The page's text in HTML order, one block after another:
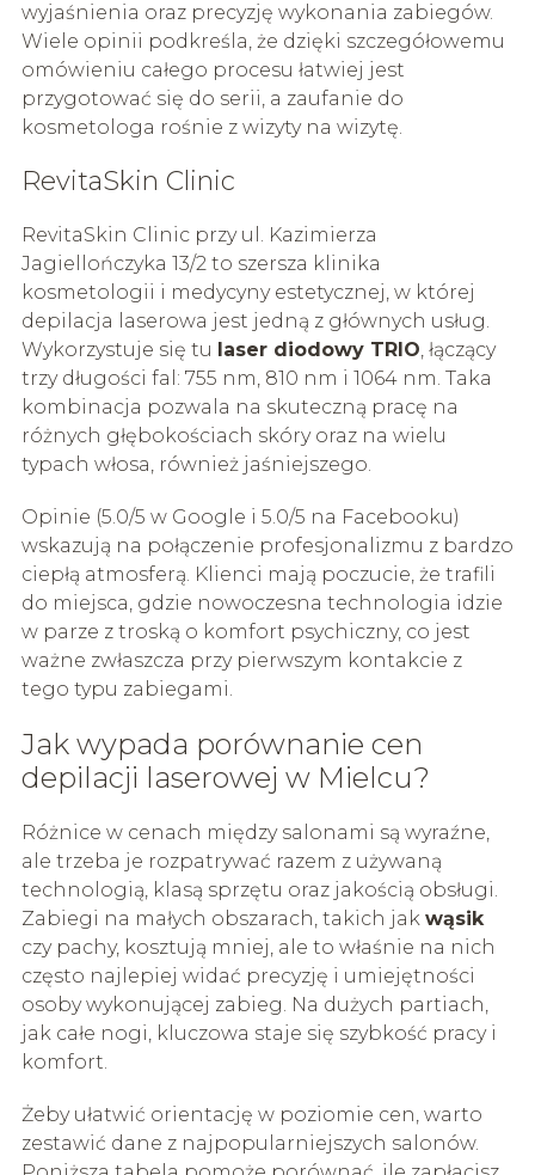
wyjaśnienia oraz precyzję wykonania zabiegów.
Wiele opinii podkreśla, że dzięki szczegółowemu
omówieniu całego procesu łatwiej jest
przygotować się do serii, a zaufanie do
kosmetologa rośnie z wizyty na wizytę.
RevitaSkin Clinic
RevitaSkin Clinic przy ul. Kazimierza
Jagiellończyka 13/2 to szersza klinika
kosmetologii i medycyny estetycznej, w której
depilacja laserowa jest jedną z głównych usług.
Wykorzystuje się tu
laser diodowy TRIO, łączący
trzy długości fal: 755 nm, 810 nm i 1064 nm. Taka
kombinacja pozwala na skuteczną pracę na
różnych głębokościach skóry oraz na wielu
typach włosa, również jaśniejszego.
Opinie (5.0/5 w Google i 5.0/5 na Facebooku)
wskazują na połączenie profesjonalizmu z bardzo
ciepłą atmosferą. Klienci mają poczucie, że trafili
do miejsca, gdzie nowoczesna technologia idzie
w parze z troską o komfort psychiczny, co jest
ważne zwłaszcza przy pierwszym kontakcie z
tego typu zabiegami.
Jak wypada porównanie cen
depilacji laserowej w Mielcu?
Różnice w cenach między salonami są wyraźne,
ale trzeba je rozpatrywać razem z używaną
technologią, klasą sprzętu oraz jakością obsługi.
Zabiegi na małych obszarach, takich jak wąsik
czy pachy, kosztują mniej, ale to właśnie na nich
często najlepiej widać precyzję i umiejętności
osoby wykonującej zabieg. Na dużych partiach,
jak całe nogi, kluczowa staje się szybkość pracy i
komfort.
Żeby ułatwić orientację w poziomie cen, warto
zestawić dane z najpopularniejszych salonów.